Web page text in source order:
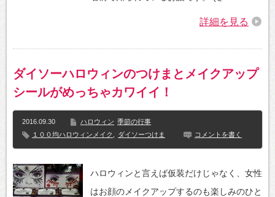
詳細を見る
ダイソーハロウィンのつけまとメイクアップ
シールがめっちゃカワイイ！
2016.09.30 ハロウィン 季節の行事
１００均ハロウィンメイク
ダイソーつけま コメントを書く
ハロウィンと言えば仮装だけじゃなく、女性
はお顔のメイクアップするのも楽しみのひと